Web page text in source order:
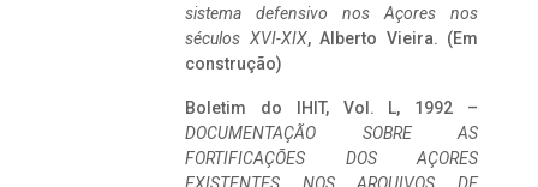
sistema defensivo nos Açores nos
séculos XVI-XIX, Alberto Vieira. (Em
construção)
Boletim do IHIT, Vol. L, 1992 –
DOCUMENTAÇÃO SOBRE AS
FORTIFICAÇÕES DOS AÇORES